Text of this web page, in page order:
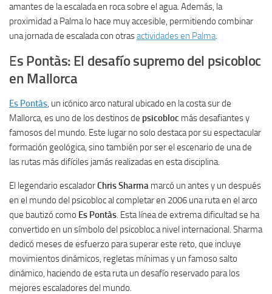
amantes de la escalada en roca sobre el agua. Además, la
proximidad a Palma lo hace muy accesible, permitiendo combinar
una jornada de escalada con otrasactividades en Palma
Es Pontàs: El desafío supremo del psicobloc
en Mallorca
Es Pontàs , un icónico arco natural ubicado en la costa sur de
Mallorca, es uno de los destinos de psicobloc más desafiantes y
famosos del mundo. Este lugar no solo destaca por su espectacular
formación geológica, sino también por ser el escenario de una de
las rutas más difíciles jamás realizadas en esta disciplina.
El legendario escaladorChris Sharma marcó un antes y un después
en el mundo del psicobloc al completar en 2006 una ruta en el arco
que bautizó como Es Pontàs . Esta línea de extrema dificultad se ha
convertido en un símbolo del psicobloc a nivel internacional. Sharma
dedicó meses de esfuerzo para superar este reto, que incluye
movimientos dinámicos, regletas mínimas y un famoso salto
dinámico, haciendo de esta ruta un desafío reservado para los
mejores escaladores del mundo.